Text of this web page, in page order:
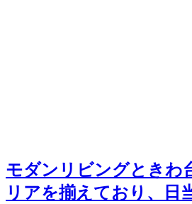
モダンリビングときわ
リアを揃えており、日